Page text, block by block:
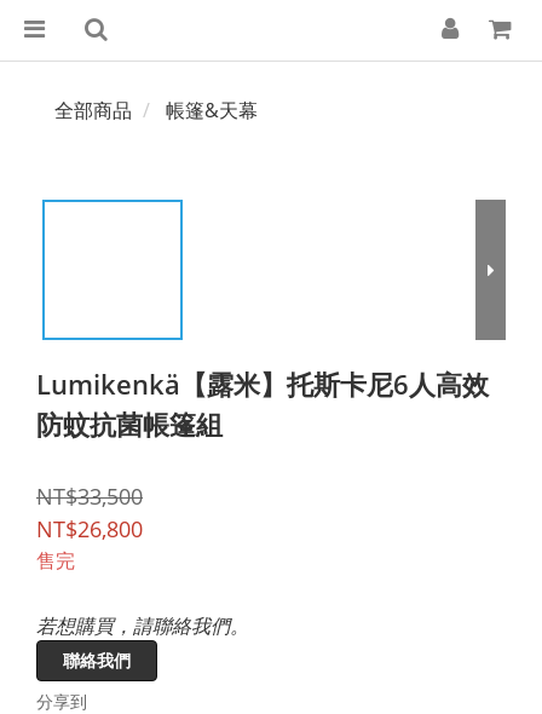
全部商品 帳篷&天幕
Lumikenkä【露米】托斯卡尼6人高效
防蚊抗菌帳篷組
NT$33,500
NT$26,800
售完
若想購買，請聯絡我們。
聯絡我們
分享到